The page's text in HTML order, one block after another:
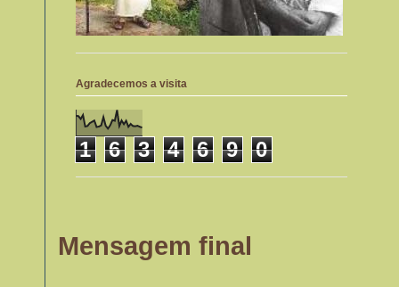
Agradecemos a visita
1 6 3 4 6 9 0
Mensagem final